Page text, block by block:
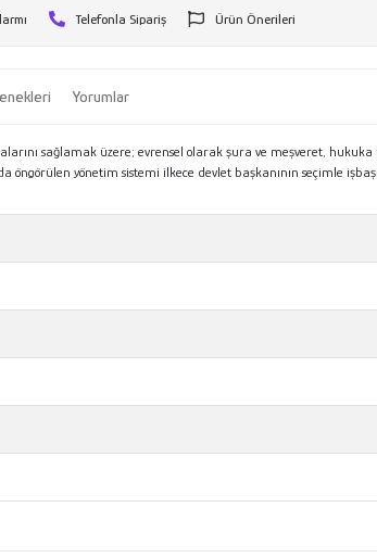
Telefonla Sipariş Ürün Önerileri
Yorumlar
sağlamak üzere; evrensel olarak şura ve meşveret, hukuka
yönetim sistemi ilkece devlet başkanının seçimle